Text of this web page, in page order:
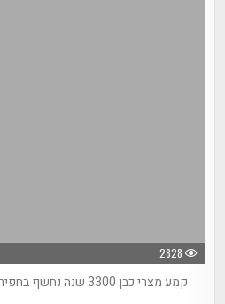
2828
קמע מצרי כבן 3300 שנה נחשף בחפירות ארכיאולוגיות ליד ציפורי